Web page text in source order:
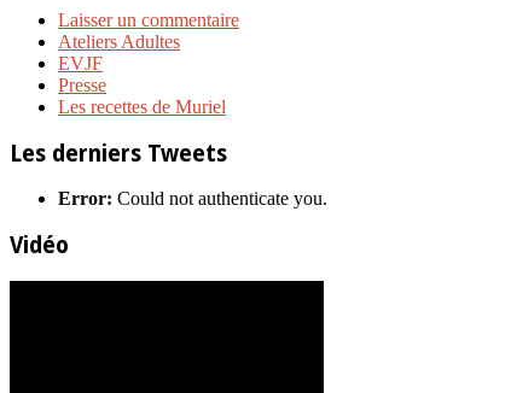
Laisser un commentaire
Ateliers Adultes
EVJF
Presse
Les recettes de Muriel
Les derniers Tweets
Error: Could not authenticate you.
Vidéo